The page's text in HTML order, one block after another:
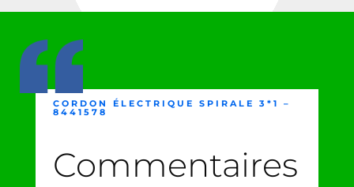
CORDON ÉLECTRIQUE SPIRALE 3*1 –
8441578
Commentaires